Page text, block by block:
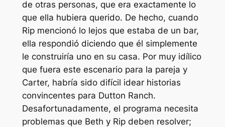
de otras personas, que era exactamente lo
que ella hubiera querido. De hecho, cuando
Rip mencionó lo lejos que estaba de un bar,
ella respondió diciendo que él simplemente
le construiría uno en su casa. Por muy idílico
que fuera este escenario para la pareja y
Carter, habría sido difícil idear historias
convincentes para Dutton Ranch.
Desafortunadamente, el programa necesita
problemas que Beth y Rip deben resolver;